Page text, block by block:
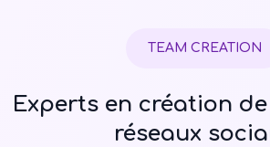
TEAM CREATION
Experts en création
réseaux